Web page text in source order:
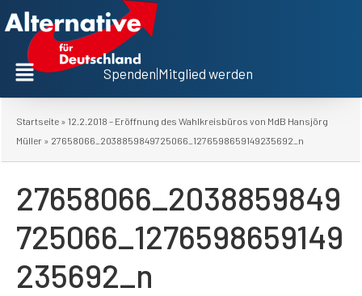
Spenden Mitglied werden
Startseite » 12.2.2018 – Eröffnung des Wahlkreisbüros von MdB Hansjörg
Müller » 27658066_2038859849725066_1276598659149235692_n
27658066_2038859849
725066_1276598659149
235692_n